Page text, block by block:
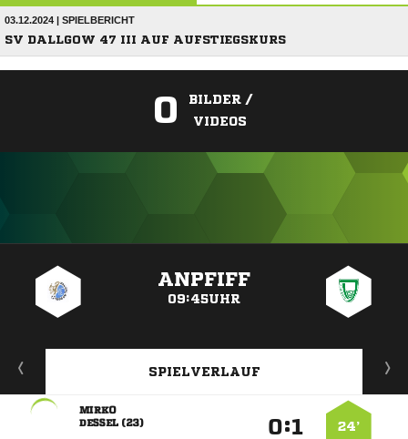
03.12.2024 | SPIELBERICHT
SV DALLGOW 47 III AUF AUFSTIEGSKURS
0
BILDER /
VIDEOS
ANPFIFF
09:45UHR
SPIELVERLAUF
24’
:

 